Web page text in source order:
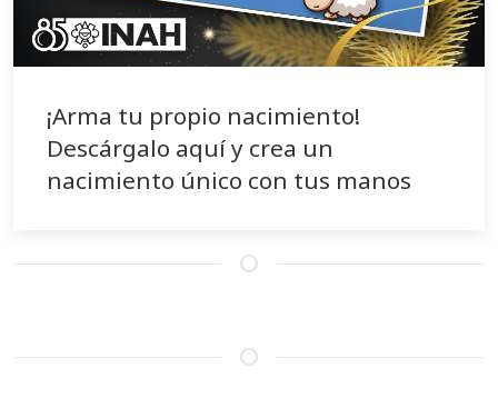
¡Arma tu propio nacimiento!
Descárgalo aquí y crea un
nacimiento único con tus manos